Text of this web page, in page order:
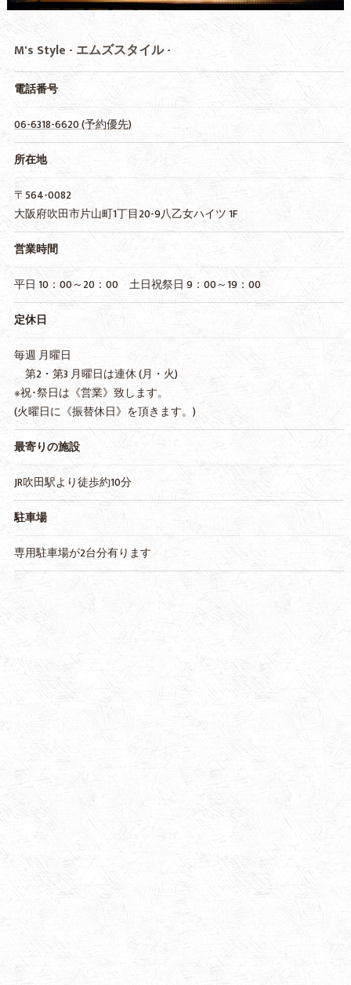
M's Style - エムズスタイル -
電話番号
06-6318-6620 (予約優先)
所在地
〒564-0082
大阪府吹田市片山町1丁目20-9八乙女ハイツ 1F
営業時間
平日 10：00～20：00 土日祝祭日 9：00～19：00
定休日
毎週 月曜日
第2・第3 月曜日は連休 (月・火)
※祝･祭日は《営業》致します。
(火曜日に《振替休日》を頂きます。)
最寄りの施設
JR吹田駅より徒歩約10分
駐車場
専用駐車場が2台分有ります